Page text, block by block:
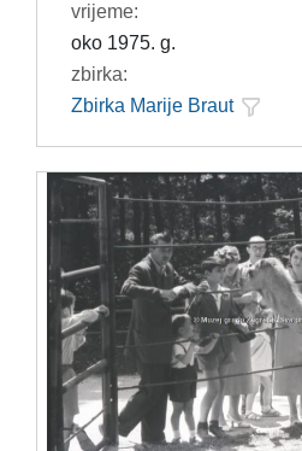
vrijeme:
oko 1975. g.
zbirka:
Zbirka Marije Braut